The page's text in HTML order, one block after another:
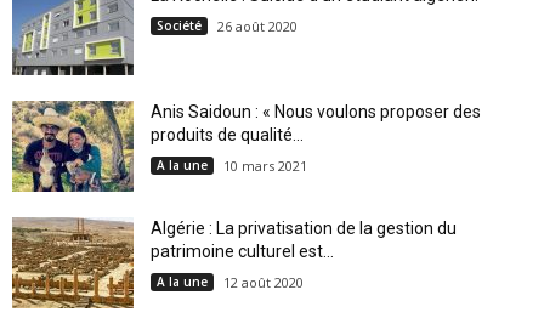
Société 26 août 2020
Anis Saidoun : « Nous voulons proposer des
produits de qualité...
A la une 10 mars 2021
Algérie : La privatisation de la gestion du
patrimoine culturel est...
A la une 12 août 2020